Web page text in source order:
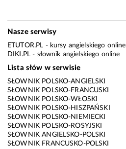
Nasze serwisy
ETUTOR.PL - kursy angielskiego online
DIKI.PL - słownik angielskiego online
Lista słów w serwisie
SŁOWNIK POLSKO-ANGIELSKI
SŁOWNIK POLSKO-FRANCUSKI
SŁOWNIK POLSKO-WŁOSKI
SŁOWNIK POLSKO-HISZPAŃSKI
SŁOWNIK POLSKO-NIEMIECKI
SŁOWNIK POLSKO-ROSYJSKI
SŁOWNIK ANGIELSKO-POLSKI
SŁOWNIK FRANCUSKO-POLSKI